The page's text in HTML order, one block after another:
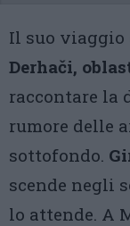
Il suo viaggio
Derhači,
raccontare la
rumore delle
sottofondo.
scende negli
lo attende. A